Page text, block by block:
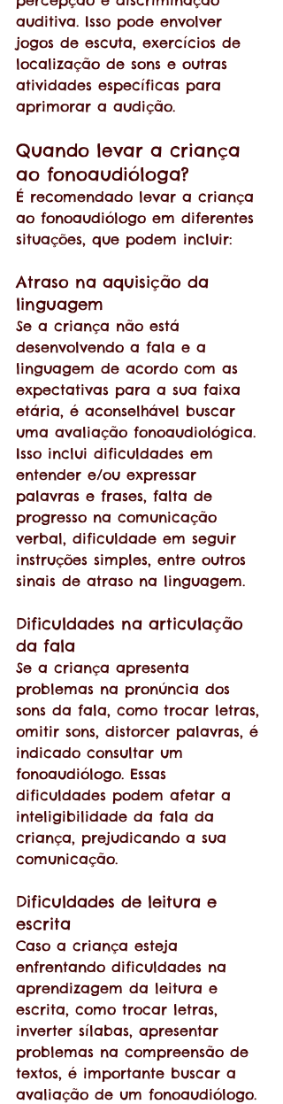
auditiva. Isso pode envolver
jogos de escuta, exercícios de
localização de sons e outras
atividades específicas para
aprimorar a audição.
Quando levar a criança
ao fonoaudióloga?
É recomendado levar a criança
ao fonoaudiólogo em diferentes
situações, que podem incluir:
Atraso na aquisição da
linguagem
Se a criança não está
desenvolvendo a fala e a
linguagem de acordo com as
expectativas para a sua faixa
etária, é aconselhável buscar
uma avaliação fonoaudiológica.
Isso inclui dificuldades em
entender e/ou expressar
palavras e frases, falta de
progresso na comunicação
verbal, dificuldade em seguir
instruções simples, entre outros
sinais de atraso na linguagem.
Dificuldades na articulação
da fala
Se a criança apresenta
problemas na pronúncia dos
sons da fala, como trocar letras,
omitir sons, distorcer palavras, é
indicado consultar um
fonoaudiólogo. Essas
dificuldades podem afetar a
inteligibilidade da fala da
criança, prejudicando a sua
comunicação.
Dificuldades de leitura e
escrita
Caso a criança esteja
enfrentando dificuldades na
aprendizagem da leitura e
escrita, como trocar letras,
inverter sílabas, apresentar
problemas na compreensão de
textos, é importante buscar a
avaliação de um fonoaudiólogo.